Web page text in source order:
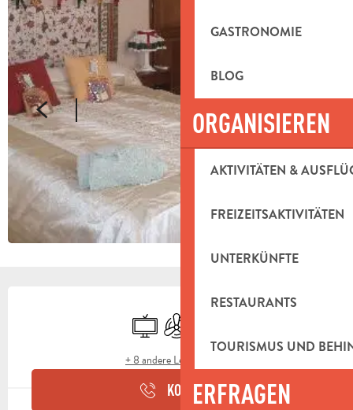
GASTRONOMIE
BLOG
ORGANISIEREN
AKTIVITÄTEN &
FREIZEITSAKTIVITÄTEN
UNTERKÜNFTE
RESTAURANTS
TOURISMUS UND
ERFRAGEN
ÖFFNUNGSZEITEN &
FernsehenKlimaanlage
+ 8 andere Leistung(en)
KONTAKT